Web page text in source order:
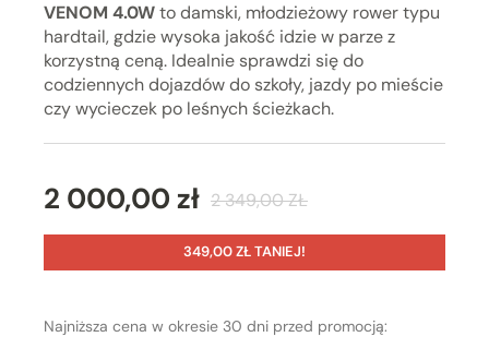
VENOM 4.0Wto damski, młodzieżowy rower typu
hardtail, gdzie wysoka jakość idzie w parze z
korzystną ceną. Idealnie sprawdzi się do
codziennych dojazdów do szkoły, jazdy po mieście
czy wycieczek po leśnych ścieżkach.
2 000,00 zł 2 349,00 ZŁ
349,00 ZŁ TANIEJ!
Najniższa cena w okresie 30 dni przed promocją: